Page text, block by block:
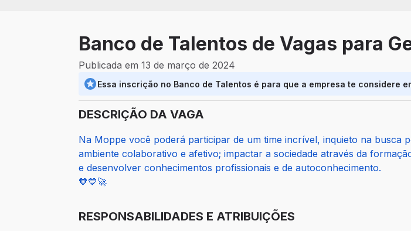
Banco de Talentos de Vagas para
Publicada em 13 de março de 2024
Essa inscrição no Banco de Talentos é para que a empresa te considere
DESCRIÇÃO DA VAGA
Na Moppe você poderá participar de um time incrível, inquieto na
ambiente colaborativo e afetivo; impactar a sociedade através da
e desenvolver conhecimentos profissionais e de autoconhecimento.
🧡💙🚀
RESPONSABILIDADES E ATRIBUIÇÕES